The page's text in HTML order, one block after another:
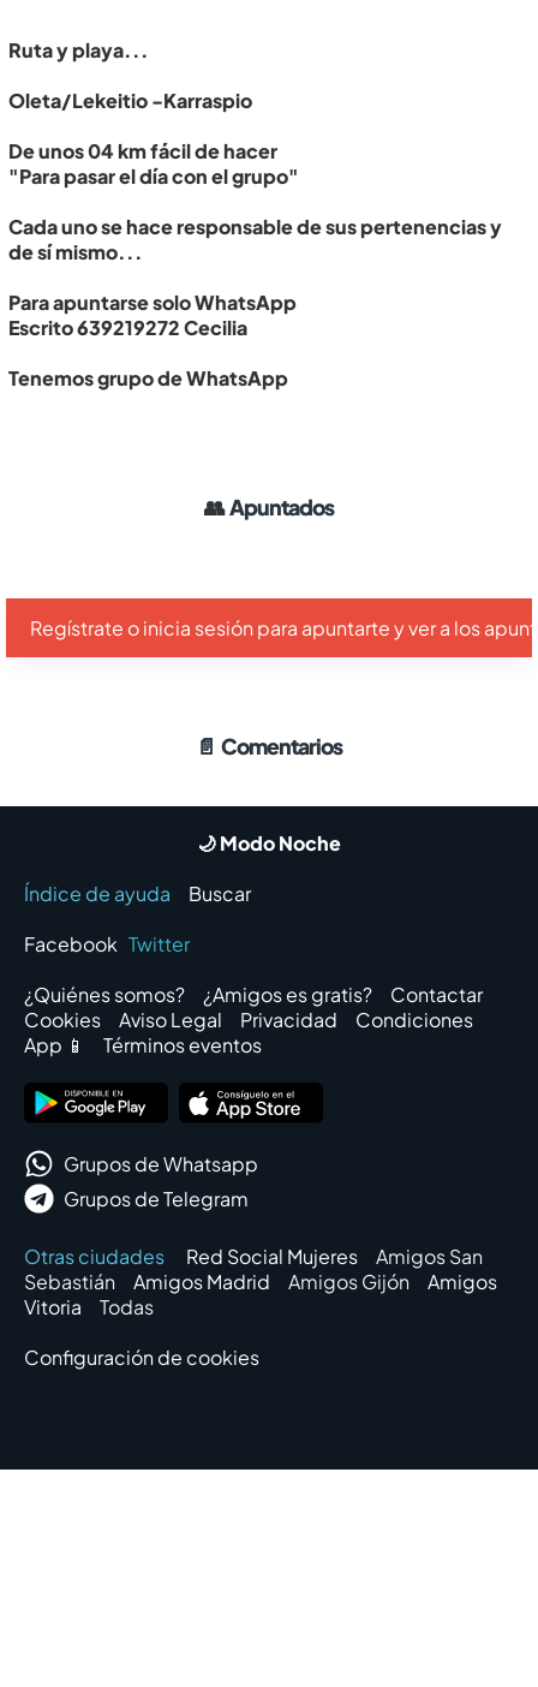
Ruta y playa...
Oleta/Lekeitio -Karraspio
De unos 04 km fácil de hacer
"Para pasar el día con el grupo"
Cada uno se hace responsable de sus pertenencias y
de sí mismo...
Para apuntarse solo WhatsApp
Escrito 639219272 Cecilia
Tenemos grupo de WhatsApp
👥Apuntados
Regístrate o inicia sesión para apuntarte y ver a los
📄 Comentarios
🌙 Modo Noche
Índice de ayuda
Buscar
Facebook Twitter
¿Quiénes somos?
¿Amigos es gratis?
Contactar
Cookies
Aviso Legal Privacidad
Condiciones
App 📱
Términos eventos
Grupos de Whatsapp
Grupos de Telegram
Otras ciudades Red Social Mujeres
Amigos San
Sebastián
Amigos Madrid Amigos Gijón
Amigos
Vitoria
Todas
Configuración de cookies